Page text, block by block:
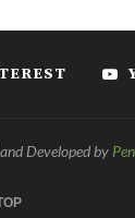
Developed by